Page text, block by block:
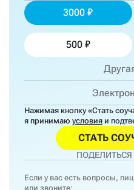
3000
500
Нажимая кнопку «Стать
я принимаю условия и
СТАТЬ
Если у вас есть вопросы,
или звоните: